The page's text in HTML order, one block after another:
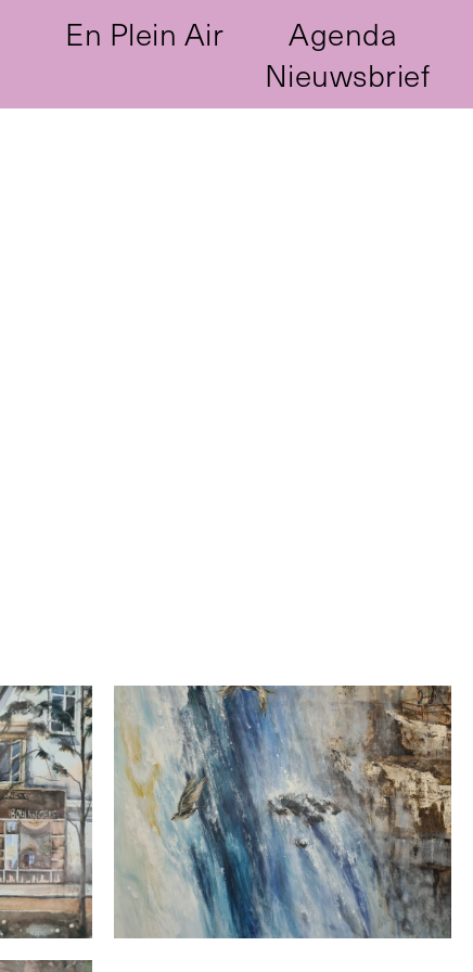
En Plein Air
Agenda
Nieuwsbrief